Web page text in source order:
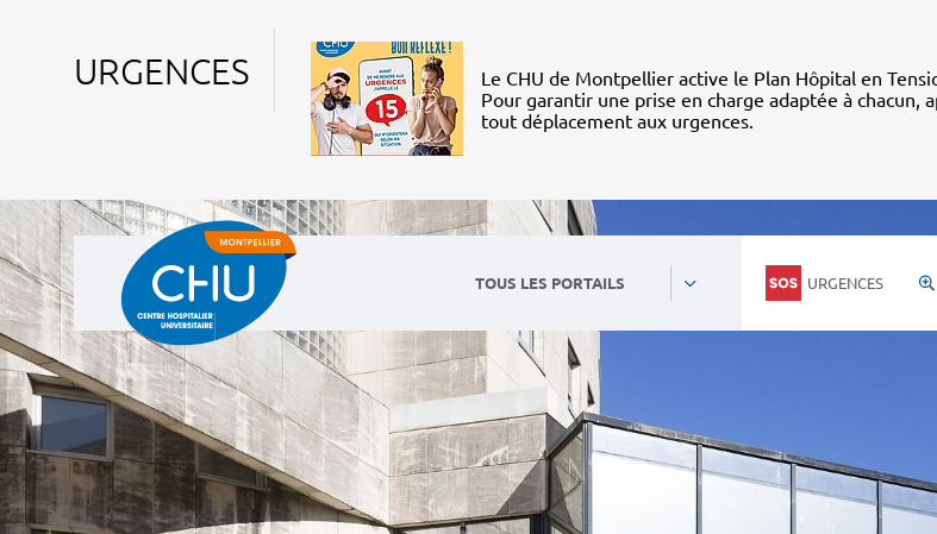
URGENCES
Le CHU de Montpellier active le Plan Hôpital en
Pour garantir une prise en charge adaptée à chacun,
tout déplacement aux urgences.
TOUS LES PORTAILS URGENCES